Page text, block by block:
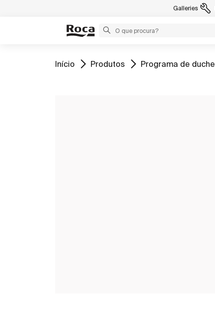
Galleries
Ir para
Início Ir para
Produtos Ir para
Programa de duche